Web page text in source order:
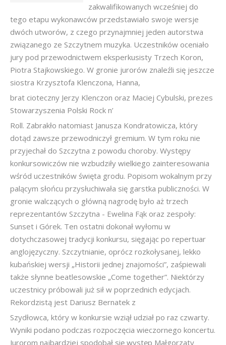
zakwalifikowanych wcześniej do
tego etapu wykonawców przedstawiało swoje wersje
dwóch utworów, z czego przynajmniej jeden autorstwa
związanego ze Szczytnem muzyka. Uczestników oceniało
jury pod przewodnictwem eksperkusisty Trzech Koron,
Piotra Stajkowskiego. W gronie jurorów znaleźli się jeszcze
siostra Krzysztofa Klenczona, Hanna,
brat cioteczny Jerzy Klenczon oraz Maciej Cybulski, prezes
Stowarzyszenia Polski Rock n’
Roll. Zabrakło natomiast Janusza Kondratowicza, który
dotąd zawsze przewodniczył gremium. W tym roku nie
przyjechał do Szczytna z powodu choroby. Występy
konkursowiczów nie wzbudziły wielkiego zainteresowania
wśród uczestników święta grodu. Popisom wokalnym przy
palącym słońcu przysłuchiwała się garstka publiczności. W
gronie walczących o główną nagrodę było aż trzech
reprezentantów Szczytna - Ewelina Fąk oraz zespoły:
Sunset i Górek. Ten ostatni dokonał wyłomu w
dotychczasowej tradycji konkursu, sięgając po repertuar
anglojęzyczny. Szczytnianie, oprócz rozkołysanej, lekko
kubańskiej wersji „Historii jednej znajomości”, zaśpiewali
także słynne beatlesowskie „Come together”. Niektórzy
uczestnicy próbowali już sił w poprzednich edycjach.
Rekordzistą jest Dariusz Bernatek z
Szydłowca, który w konkursie wziął udział po raz czwarty.
Wyniki podano podczas rozpoczęcia wieczornego koncertu.
Jurorom najbardziej spodobał się występ Małgorzaty